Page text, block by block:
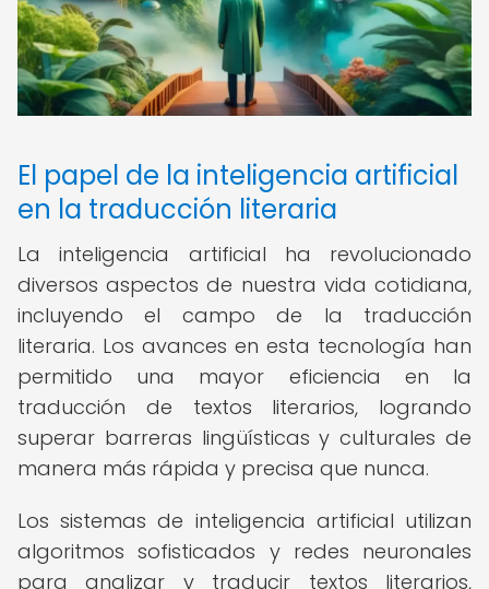
El papel de la inteligencia artificial
en la traducción literaria
La inteligencia artificial ha revolucionado
diversos aspectos de nuestra vida cotidiana,
incluyendo el campo de la traducción
literaria. Los avances en esta tecnología han
permitido una mayor eficiencia en la
traducción de textos literarios, logrando
superar barreras lingüísticas y culturales de
manera más rápida y precisa que nunca.
Los sistemas de inteligencia artificial utilizan
algoritmos sofisticados y redes neuronales
para analizar y traducir textos literarios,